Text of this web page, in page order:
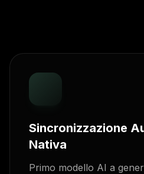
Sincronizzazione
Nativa
Primo modello AI a